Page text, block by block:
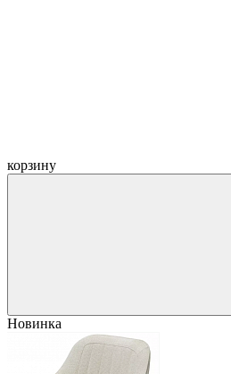
корзину
Новинка